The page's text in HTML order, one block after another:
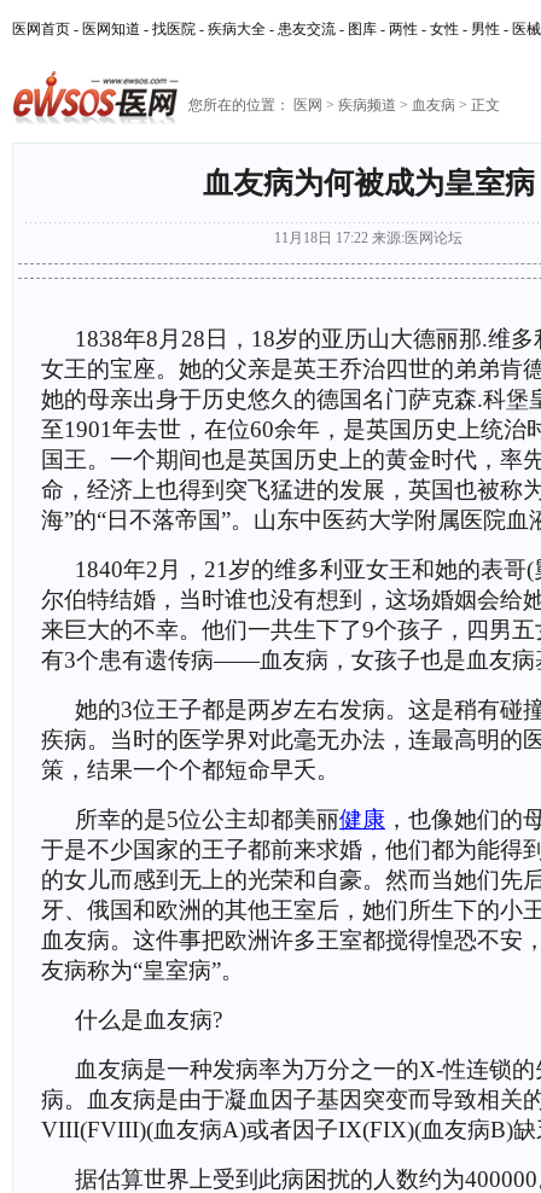
医网首页 - 医网知道 - 找医院 - 疾病大全 - 患友交流 - 图库 - 两性 - 女性 - 男性 - 医
您所在的位置： 医网 > 疾病频道 > 血友病 > 正文
血友病为何被成为皇室病
11月18日 17:22 来源:医网论坛
1838年8月28日，18岁的亚历山大德丽那.维
女王的宝座。她的父亲是英王乔治四世的弟弟肯
她的母亲出身于历史悠久的德国名门萨克森.科堡
至1901年去世，在位60余年，是英国历史上统治
国王。一个期间也是英国历史上的黄金时代，率
命，经济上也得到突飞猛进的发展，英国也被称
海”的“日不落帝国”。山东中医药大学附属医院血
1840年2月，21岁的维多利亚女王和她的表哥
尔伯特结婚，当时谁也没有想到，这场婚姻会给
来巨大的不幸。他们一共生下了9个孩子，四男
有3个患有遗传病——血友病，女孩子也是血友病
她的3位王子都是两岁左右发病。这是稍有碰
疾病。当时的医学界对此毫无办法，连最高明的
策，结果一个个都短命早夭。
所幸的是5位公主却都美丽健康 ，也像她们的
于是不少国家的王子都前来求婚，他们都为能得
的女儿而感到无上的光荣和自豪。然而当她们先
牙、俄国和欧洲的其他王室后，她们所生下的小
血友病。这件事把欧洲许多王室都搅得惶恐不安
友病称为“皇室病”。
什么是血友病?
血友病是一种发病率为万分之一的X-性连锁
病。血友病是由于凝血因子基因突变而导致相关
VIII(FVIII)(血友病A)或者因子IX(FIX)(血友病B)
据估算世界上受到此病困扰的人数约为